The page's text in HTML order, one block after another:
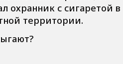
охранник с сигаретой в
территории.